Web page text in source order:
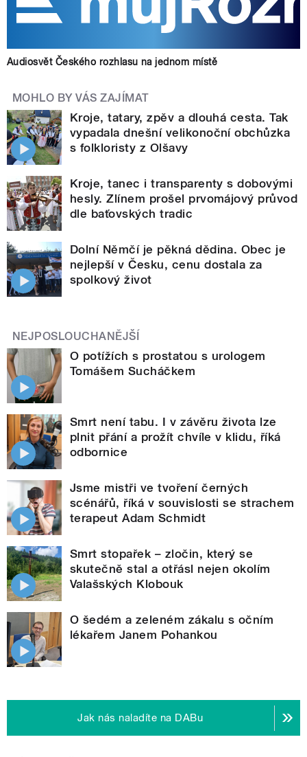
Audiosvět Českého rozhlasu na jednom místě
MOHLO BY VÁS ZAJÍMAT
Kroje, tatary, zpěv a dlouhá cesta. Tak
vypadala dnešní velikonoční obchůzka
s folkloristy z Olšavy
Kroje, tanec i transparenty s dobovými
hesly. Zlínem prošel prvomájový průvod
dle baťovských tradic
Dolní Němčí je pěkná dědina. Obec je
nejlepší v Česku, cenu dostala za
spolkový život
NEJPOSLOUCHANĚJŠÍ
O potížích s prostatou s urologem
Tomášem Sucháčkem
Smrt není tabu. I v závěru života lze
plnit přání a prožít chvíle v klidu, říká
odbornice
Jsme mistři ve tvoření černých
scénářů, říká v souvislosti se strachem
terapeut Adam Schmidt
Smrt stopařek – zločin, který se
skutečně stal a otřásl nejen okolím
Valašských Klobouk
O šedém a zeleném zákalu s očním
lékařem Janem Pohankou
Jak nás naladíte na DABu